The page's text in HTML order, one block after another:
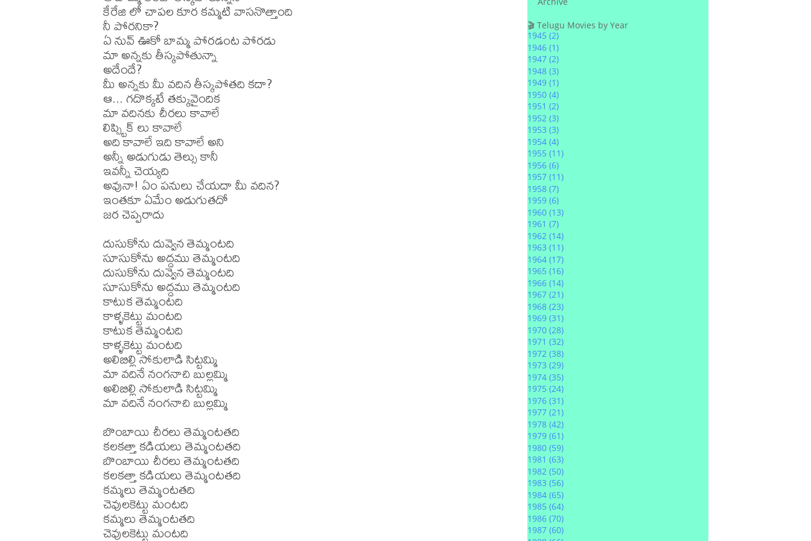
కేరేజి లో చాపల కూర కమ్మటి వాసనొత్తాంది
నీ పోరనికా?
ఏ నువ్ ఊకో బామ్మ పోరడంట పోరడు
మా అన్నకు తీస్కపోతున్నా
అదేందే?
మీ అన్నకు మీ వదిన తీస్కపోతది కదా?
ఆ... గదొక్కటే తక్కువైందిక
మా వదినకు చీరలు కావాలే
లిప్స్టిక్ లు కావాలే
అది కావాలే ఇది కావాలే అని
అన్నీ అడుగుడు తెల్సు కానీ
ఇవన్నీ చెయ్యది
అవునా! ఏం పనులు చేయదా మీ వదిన?
ఇంతకూ ఏమేం అడుగుతదో
జర చెప్పరాదు
దుసుకోను దువ్వెన తెమ్మంటది
సూసుకోను అద్దము తెమ్మంటది
దుసుకోను దువ్వెన తెమ్మంటది
సూసుకోను అద్దము తెమ్మంటది
కాటుక తెమ్మంటది
కాళ్ళకెట్టు మంటది
కాటుక తెమ్మంటది
కాళ్ళకెట్టు మంటది
అలిబిల్లి సోకులాడి సిట్టమ్మి
మా వదినే నంగనాచి బుల్లమ్మి
అలిబిల్లి సోకులాడి సిట్టమ్మి
మా వదినే నంగనాచి బుల్లమ్మి
బొంబాయి చీరలు తెమ్మంటతది
కలకత్తా కడియలు తెమ్మంటతది
బొంబాయి చీరలు తెమ్మంటతది
కలకత్తా కడియలు తెమ్మంటతది
కమ్మలు తెమ్మంటతది
చెవులకెట్టు మంటది
కమ్మలు తెమ్మంటతది
చెవులకెట్టు మంటది
🎬 Telugu Movies by Year
1945 (2)
1946 (1)
1947 (2)
1948 (3)
1949 (1)
1950 (4)
1951 (2)
1952 (3)
1953 (3)
1954 (4)
1955 (11)
1956 (6)
1957 (11)
1958 (7)
1959 (6)
1960 (13)
1961 (7)
1962 (14)
1963 (11)
1964 (17)
1965 (16)
1966 (14)
1967 (21)
1968 (23)
1969 (31)
1970 (28)
1971 (32)
1972 (38)
1973 (29)
1974 (35)
1975 (24)
1976 (31)
1977 (21)
1978 (42)
1979 (61)
1980 (59)
1981 (63)
1982 (50)
1983 (56)
1984 (65)
1985 (64)
1986 (70)
1987 (60)